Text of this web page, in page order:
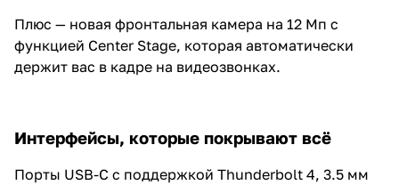
Плюс — новая фронтальная камера на 12 Мп с
функцией Center Stage, которая автоматически
держит вас в кадре на видеозвонках.
Интерфейсы, которые покрывают всё
Порты USB-C с поддержкой Thunderbolt 4, 3.5 мм